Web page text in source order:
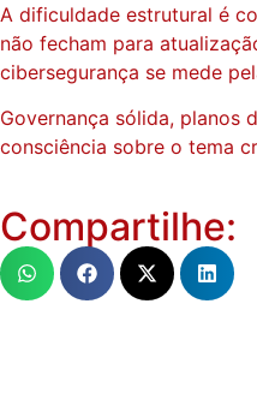
A dificuldade estrutural é
não fecham para
cibersegurança se mede
Governança sólida, planos
consciência sobre o tema
Compartilhe: